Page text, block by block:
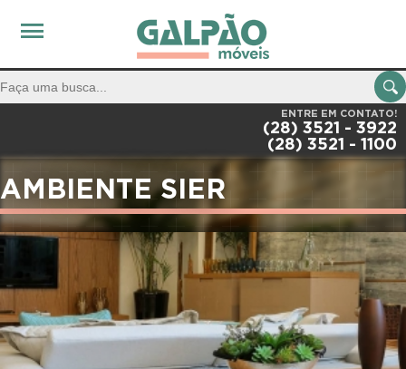
ENTRE EM CONTATO!
(28) 3521 - 3922
(28) 3521 - 1100
AMBIENTE SIER